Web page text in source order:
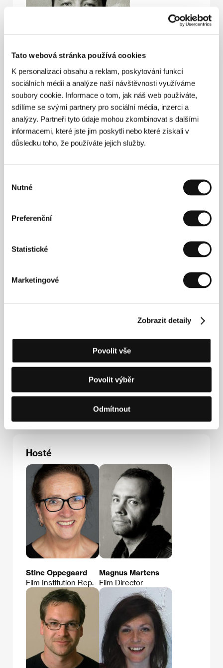
Tato webová stránka používá cookies
K personalizaci obsahu a reklam, poskytování funkcí
sociálních médií a analýze naší návštěvnosti využíváme
soubory cookie. Informace o tom, jak náš web používáte,
sdílíme se svými partnery pro sociální média, inzerci a
analýzy. Partneři tyto údaje mohou zkombinovat s dalšími
informacemi, které jste jim poskytli nebo které získali v
důsledku toho, že používáte jejich služby.
souhlasu
Nutné
Preferenční
Statistické
Marketingové
Zobrazit detaily
Povolit vše
Povolit výběr
Odmítnout
Magnus Martens (1973, Stord, Norsko) se od doby
studia na London Film School (1993-96) trvale
věnuje komediálnímu žánru. Kromě své kariéry v
oblasti diváckého filmu, kde dnes v Norsku patří mezi
nadsázky, se promítlo do jeho jedinečného stylu,
výrazného a specificky zabarveného. Jeho krátké
uspěly jak u domácího publika, tak na mezinárodních
festivalech. Coenovsky laděný
, natočený
režisérovým třetím celovečerním filmem.
Tel: +47 224 745 00
TrustNordisk
Filmbyen 22, 2650, Hvidovre
Tel: +45 368 687 88
info@trustnordisk.com
Hosté
Stine Oppegaard
Film Institution Rep.
Magnus Martens
Film Director